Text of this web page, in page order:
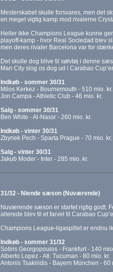
Mesterskabet skulle forsvares, men det
en meget vigtig kamp mod rivalerne
Heller ikke Champions League kunne
playoff-kamp - hvor Real Sociedad blev
men deres rivaler Barcelona var for
Det skulle dog blive til sølvtøj i denne
Man City slog os dog ud i Carabao
Indkøb - sommer 30/31
Milos Kerkez - Bournemouth - 510 mio. kr.
Jon Campa - Athletic Club - 46 mio. kr.
Salg - sommer 30/31
Ben White - Al-Nassr - 260 mio. kr.
Indkøb - vinter 30/31
Zbynek Pech - Sparta Prague - 70 mio. kr.
Salg - vinter 30/31
Jakub Moder - Inter - 285 mio. kr.
31/32 - Niende sæson (Nuværende)
Nuværende sæson er startet rigtig godt.
allerede blev til et farvel til Carabao
Champions League-ligaspillet er endnu
Indkøb - sommer 31/32
Sotiris Georgopoulos - Frankfurt - 140
Alberto Lopez - Atl. Tucuman - 80 mio. kr.
Antonis Tsakiridis - Bayern München - 60